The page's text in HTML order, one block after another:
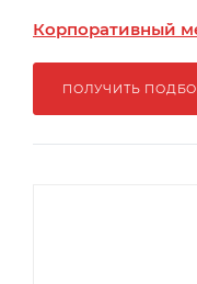
Корпоративный
ПОЛУЧИТЬ